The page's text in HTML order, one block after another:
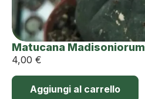
Matucana Madisoniorum
4,00 €
Aggiungi al carrello